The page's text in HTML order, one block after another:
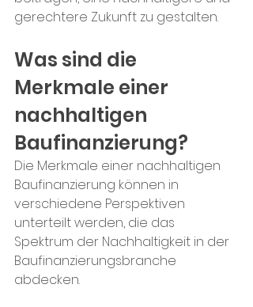
gerechtere Zukunft zu gestalten.
Was sind die
Merkmale einer
nachhaltigen
Baufinanzierung?
Die Merkmale einer nachhaltigen
Baufinanzierung können in
verschiedene Perspektiven
unterteilt werden, die das
Spektrum der Nachhaltigkeit in der
Baufinanzierungsbranche
abdecken.